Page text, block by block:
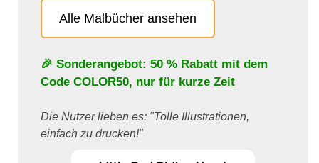
Alle Malbücher ansehen
🎉 Sonderangebot: 50 % Rabatt mit dem
Code COLOR50, nur für kurze Zeit
Die Nutzer lieben es: "Tolle Illustrationen,
einfach zu drucken!"